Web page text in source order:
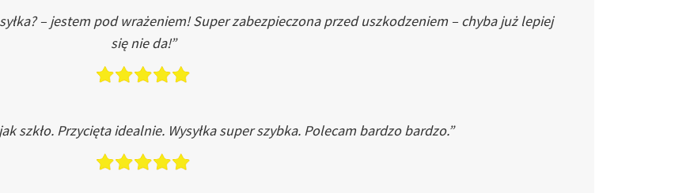
– jestem pod wrażeniem! Super zabezpieczona przed uszkodzeniem – chyba już lepiej
się nie da!”
szkło. Przycięta idealnie. Wysyłka super szybka. Polecam bardzo bardzo.”